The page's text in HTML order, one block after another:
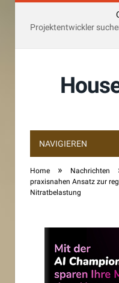
NAVIGIEREN
Home » Nachrichten
praxisnahen Ansatz zur
Nitratbelastung